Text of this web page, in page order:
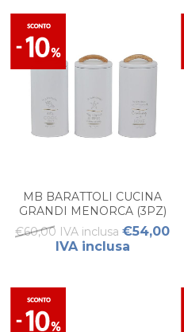
MB BARATTOLI CUCINA
GRANDI MENORCA (3PZ)
WHITE
€60,00 IVA inclusa €54,00
IVA inclusa